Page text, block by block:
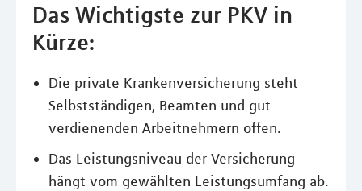
Das Wichtigste zur PKV in
Kürze:
Die private Krankenversicherung steht
Selbstständigen, Beamten und gut
verdienenden Arbeitnehmern offen.
Das Leistungsniveau der Versicherung
hängt vom gewählten Leistungsumfang ab.